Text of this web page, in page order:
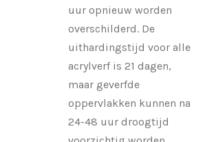
uur opnieuw worden
overschilderd. De
uithardingstijd voor alle
acrylverf is 21 dagen,
maar geverfde
oppervlakken kunnen na
24-48 uur droogtijd